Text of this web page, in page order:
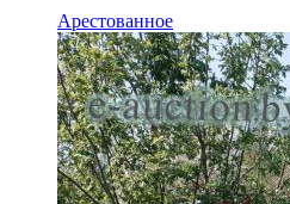
Арестованное